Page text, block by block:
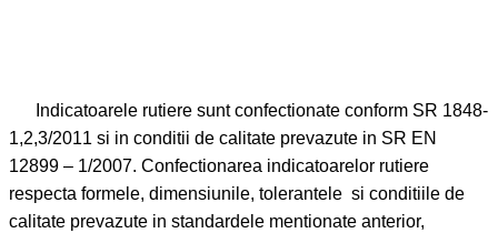
Indicatoarele rutiere sunt confectionate conform SR 1848-
1,2,3/2011 si in conditii de calitate prevazute in SR EN
12899 – 1/2007. Confectionarea indicatoarelor rutiere
respecta formele, dimensiunile, tolerantele si conditiile de
calitate prevazute in standardele mentionate anterior,